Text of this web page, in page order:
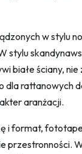
w stylu
stylu
białe ściany,
dla rattanowych
aranżacji.
i format,
przestronności.